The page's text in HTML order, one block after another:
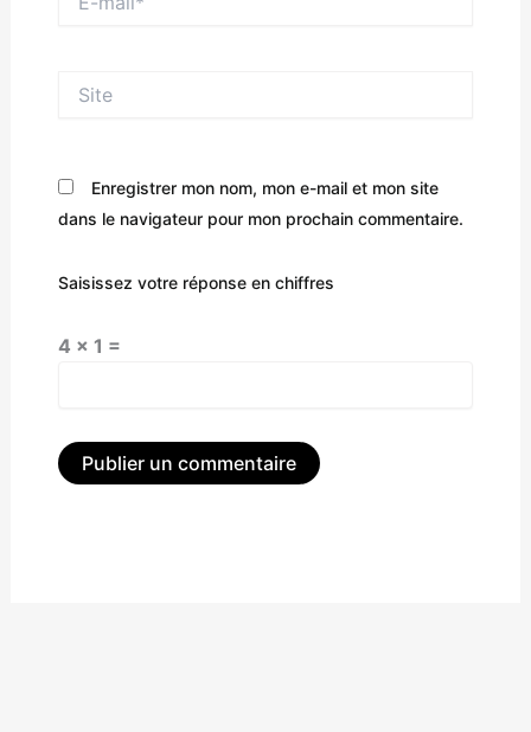
mail*
Enregistrer mon nom, mon e-mail et mon site
dans le navigateur pour mon prochain commentaire.
Saisissez votre réponse en chiffres
4 × 1 =